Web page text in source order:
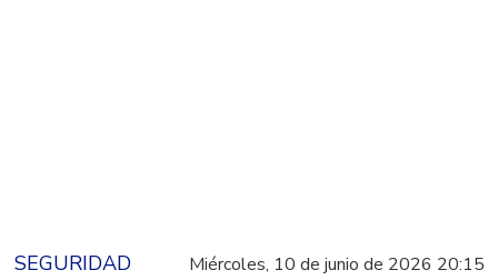
SEGURIDAD Miércoles, 10 de junio de 2026 20:15